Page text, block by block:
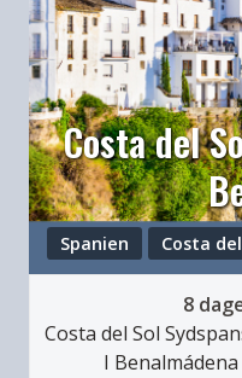
Costa del
Spanien Costa
8
Costa del Sol
I